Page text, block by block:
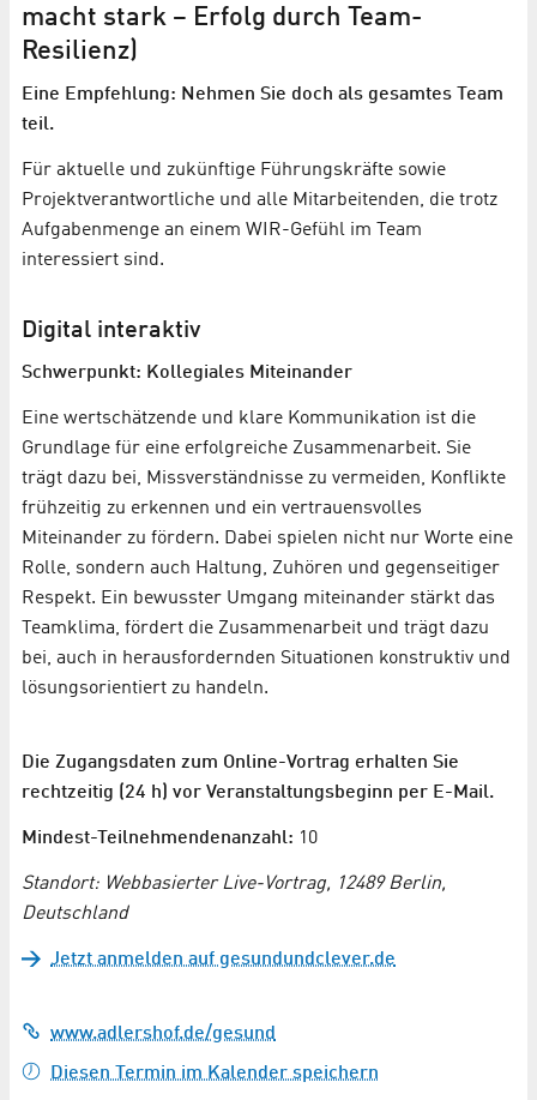
macht stark – Erfolg durch Team-
Resilienz)
Eine Empfehlung: Nehmen Sie doch als gesamtes Team
teil.
Für aktuelle und zukünftige Führungskräfte sowie
Projektverantwortliche und alle Mitarbeitenden, die trotz
Aufgabenmenge an einem WIR-Gefühl im Team
interessiert sind.
Digital interaktiv
Schwerpunkt: Kollegiales Miteinander
Eine wertschätzende und klare Kommunikation ist die
Grundlage für eine erfolgreiche Zusammenarbeit. Sie
trägt dazu bei, Missverständnisse zu vermeiden, Konflikte
frühzeitig zu erkennen und ein vertrauensvolles
Miteinander zu fördern. Dabei spielen nicht nur Worte eine
Rolle, sondern auch Haltung, Zuhören und gegenseitiger
Respekt. Ein bewusster Umgang miteinander stärkt das
Teamklima, fördert die Zusammenarbeit und trägt dazu
bei, auch in herausfordernden Situationen konstruktiv und
lösungsorientiert zu handeln.
Die Zugangsdaten zum Online-Vortrag erhalten Sie
rechtzeitig (24 h) vor Veranstaltungsbeginn per E-Mail.
Mindest-Teilnehmendenanzahl: 10
Standort: Webbasierter Live-Vortrag, 12489 Berlin,
Deutschland
Jetzt anmelden auf gesundundclever.de
www.adlershof.de/gesund
Diesen Termin im Kalender speichern